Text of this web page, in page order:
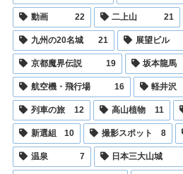
動画 22 二上山 21
九州の20名城 21 展望ビル
京都魔界伝説 19 坂本龍馬
航空機・飛行場 16 軽井沢
列車の旅 12 高山植物 11
新選組 10 撮影スポット 8
温泉 7 日本三大山城